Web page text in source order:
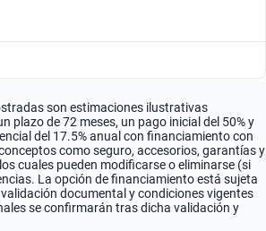
son estimaciones ilustrativas
plazo de 72 meses, un pago inicial del 50% y
del 17.5% anual con financiamiento con
como seguro, accesorios, garantías y
cuales pueden modificarse o eliminarse (si
La opción de financiamiento está sujeta
documental y condiciones vigentes
se confirmarán tras dicha validación y